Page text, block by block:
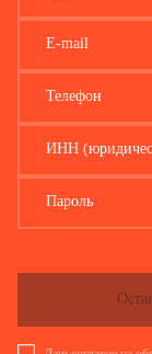
E-mail
Телефон
ИНН
Пароль